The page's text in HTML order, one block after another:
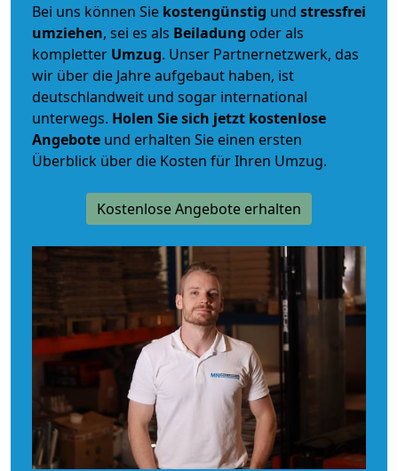
Bei uns können Sie kostengünstig und stressfrei
umziehen, sei es als Beiladung oder als
kompletter Umzug. Unser Partnernetzwerk, das
wir über die Jahre aufgebaut haben, ist
deutschlandweit und sogar international
unterwegs. Holen Sie sich jetzt kostenlose
Angebote und erhalten Sie einen ersten
Überblick über die Kosten für Ihren Umzug.
Kostenlose Angebote erhalten